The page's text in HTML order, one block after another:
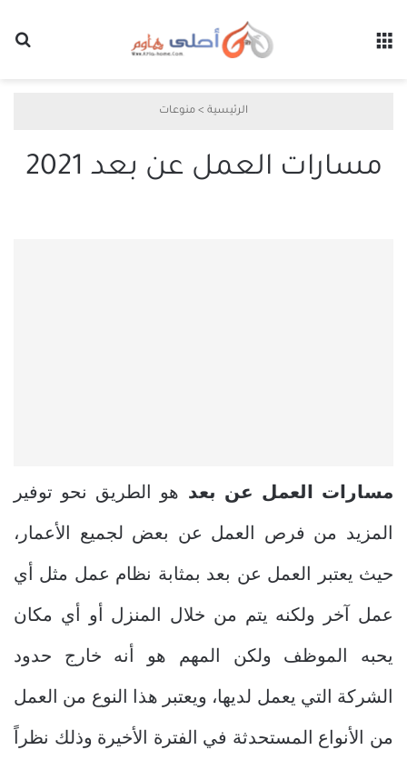
الرئيسية > منوعات
مسارات العمل عن بعد 2021
مسارات العمل عن بعد هو الطريق نحو توفير
المزيد من فرص العمل عن بعض لجميع الأعمار،
حيث يعتبر العمل عن بعد بمثابة نظام عمل مثل أي
عمل آخر ولكنه يتم من خلال المنزل أو أي مكان
يحبه الموظف ولكن المهم هو أنه خارج حدود
الشركة التي يعمل لديها، ويعتبر هذا النوع من العمل
من الأنواع المستحدثة في الفترة الأخيرة وذلك نظراً